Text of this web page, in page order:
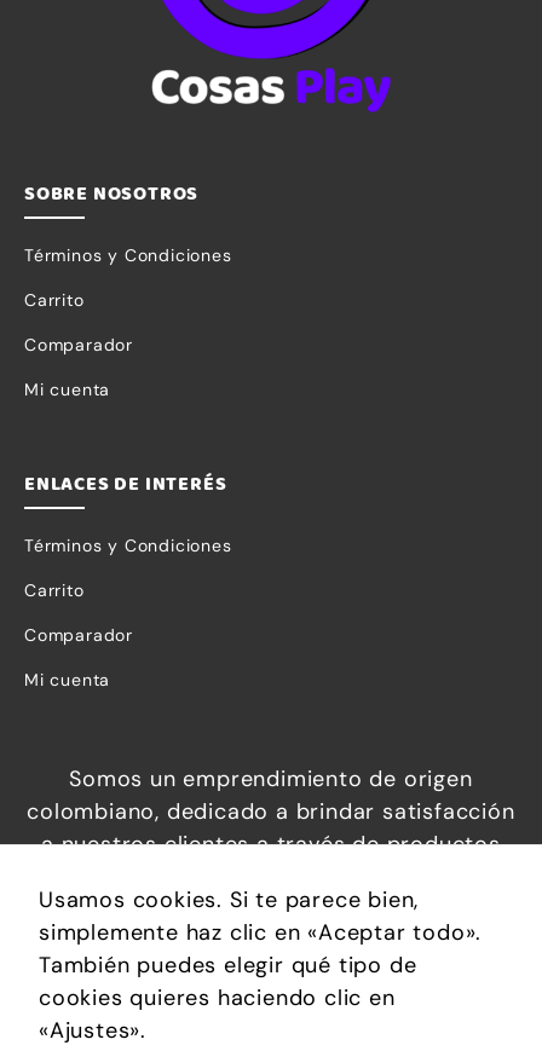
SOBRE NOSOTROS
Términos y Condiciones
Carrito
Comparador
Mi cuenta
ENLACES DE INTERÉS
Términos y Condiciones
Carrito
Comparador
Mi cuenta
Somos un emprendimiento de origen
colombiano, dedicado a brindar satisfacción
a nuestros clientes a través de productos
permiten brindar confort, soluciones
prácticas y calidad de vida.
Usamos cookies. Si te parece bien,
simplemente haz clic en «Aceptar todo».
También puedes elegir qué tipo de
cookies quieres haciendo clic en
«Ajustes».
Necesarias
Estas